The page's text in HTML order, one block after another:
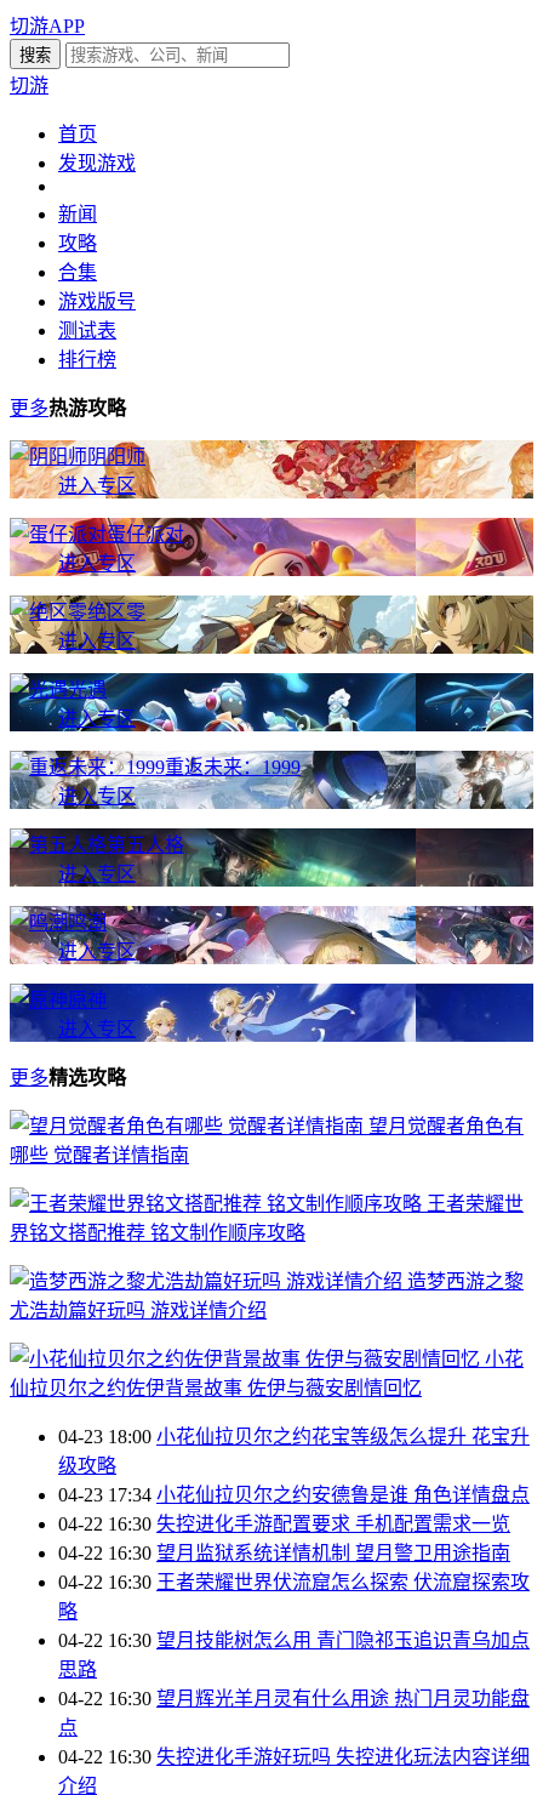
切游APP
切游
首页
发现游戏
新闻
攻略
合集
游戏版号
测试表
排行榜
更多热游攻略
阴阳师
进入专区
蛋仔派对
进入专区
绝区零
进入专区
光遇
进入专区
重返未来：1999
进入专区
第五人格
进入专区
鸣潮
进入专区
原神
进入专区
更多精选攻略
望月觉醒者角色有
哪些 觉醒者详情指南
王者荣耀世
界铭文搭配推荐 铭文制作顺序攻略
造梦西游之黎
尤浩劫篇好玩吗 游戏详情介绍
小花
仙拉贝尔之约佐伊背景故事 佐伊与薇安剧情回忆
04-23 18:00 小花仙拉贝尔之约花宝等级怎么提升 花宝升
级攻略
04-23 17:34 小花仙拉贝尔之约安德鲁是谁 角色详情盘点
04-22 16:30 失控进化手游配置要求 手机配置需求一览
04-22 16:30 望月监狱系统详情机制 望月警卫用途指南
04-22 16:30 王者荣耀世界伏流窟怎么探索 伏流窟探索攻
略
04-22 16:30 望月技能树怎么用 青门隐祁玉追识青乌加点
思路
04-22 16:30 望月辉光羊月灵有什么用途 热门月灵功能盘
点
04-22 16:30 失控进化手游好玩吗 失控进化玩法内容详细
介绍